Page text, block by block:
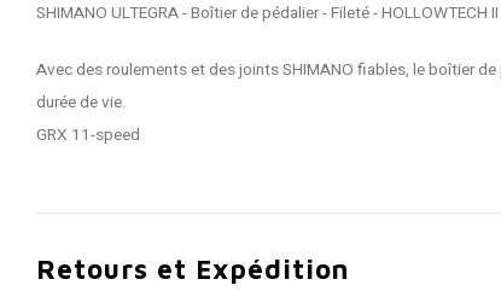
SHIMANO ULTEGRA - Boîtier de pédalier - Fileté -
Avec des roulements et des joints SHIMANO fiables, le boîtier de
durée de vie.
GRX 11-speed
Retours et Expédition